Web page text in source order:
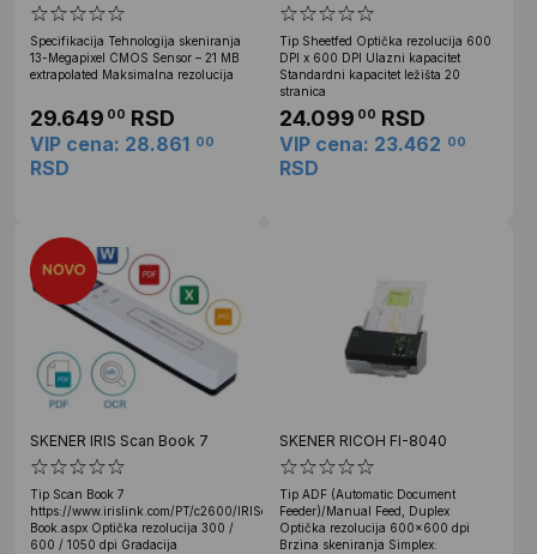
Specifikacija Tehnologija skeniranja
13-Megapixel CMOS Sensor – 21 MB
extrapolated Maksimalna rezolucija
29.649 00 RSD
VIP cena: 28.861 00
RSD
Tip Sheetfed Optička rezolucija 600
DPI x 600 DPI Ulazni kapacitet
Standardni kapacitet ležišta 20
stranica
24.099 00 RSD
VIP cena: 23.462 00
RSD
SKENER IRIS Scan Book 7
Tip Scan Book 7
https://www.irislink.com/PT/c2600/IRIScan-
Book.aspx Optička rezolucija 300 /
600 / 1050 dpi Gradacija
SKENER RICOH FI-8040
Tip ADF (Automatic Document
Feeder)/Manual Feed, Duplex
Optička rezolucija 600x600 dpi
Brzina skeniranja Simplex: